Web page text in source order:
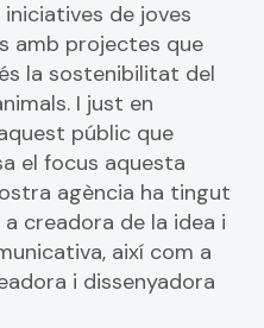
de joves
amb projectes que
la sostenibilitat del
I just en
públic que
el focus aquesta
agència ha tingut
creadora de la idea i
així com a
i dissenyadora